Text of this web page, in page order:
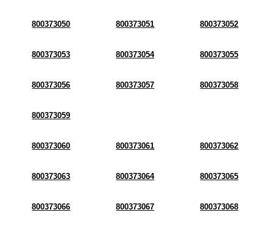
800373050 800373051 800373052
800373053 800373054 800373055
800373056 800373057 800373058
800373059
800373060 800373061 800373062
800373063 800373064 800373065
800373066 800373067 800373068